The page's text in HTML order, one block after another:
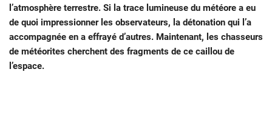
l’atmosphère terrestre. Si la trace lumineuse du météore a eu
de quoi impressionner les observateurs, la détonation qui l’a
accompagnée en a effrayé d’autres. Maintenant, les chasseurs
de météorites cherchent des fragments de ce caillou de
l’espace.